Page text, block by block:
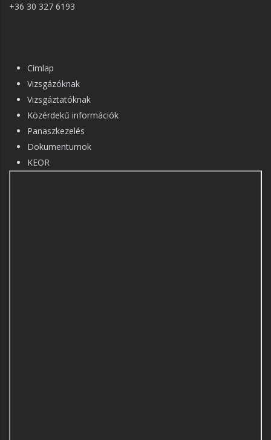
+36 30 327 6193
FŐ
NAVIGÁCIÓ
Címlap
Vizsgázóknak
Vizsgáztatóknak
Közérdekű információk
Panaszkezelés
Dokumentumok
KEOR